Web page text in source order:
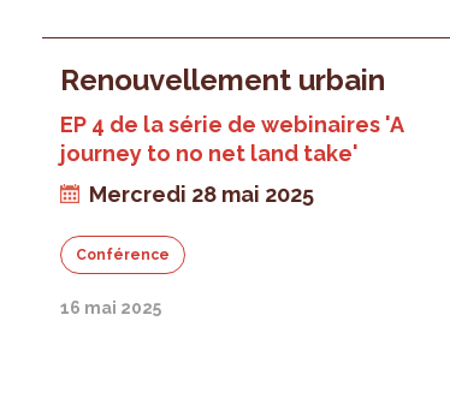
Renouvellement urbain
EP 4 de la série de webinaires 'A
journey to no net land take'
Mercredi 28 mai 2025
Conférence
16 mai 2025